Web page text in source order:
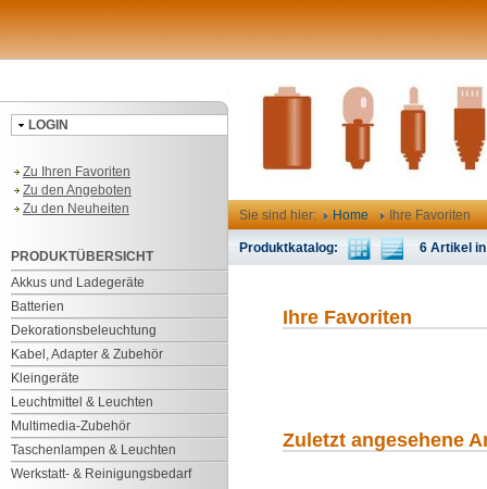
LOGIN
Zu Ihren Favoriten
Zu den Angeboten
Zu den Neuheiten
PRODUKTÜBERSICHT
Akkus und Ladegeräte
Batterien
Dekorationsbeleuchtung
Kabel, Adapter & Zubehör
Kleingeräte
Leuchtmittel & Leuchten
Multimedia-Zubehör
Taschenlampen & Leuchten
Werkstatt- & Reinigungsbedarf
Sie sind hier: Home Ihre Favoriten
Produktkatalog: 6 Artikel in
Ihre Favoriten
Zuletzt angesehene